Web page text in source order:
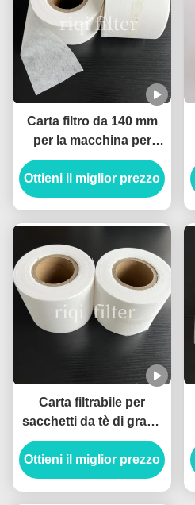
Carta filtro da 140 mm
per la macchina per
sacchetti da tè
Ottieni il miglior prezzo
Carta filtrabile per
sacchetti da tè di grado
alimentare 114 mm
resistente alle alte
temperature
Ottieni il miglior prezzo